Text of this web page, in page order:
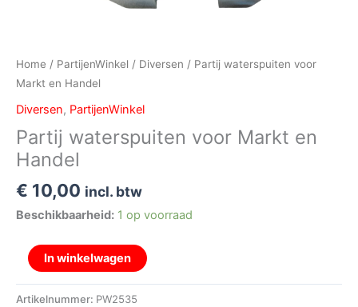
Home / PartijenWinkel / Diversen / Partij waterspuiten voor
Markt en Handel
Diversen, PartijenWinkel
Partij waterspuiten voor Markt en
Handel
€ 10,00 incl. btw
Beschikbaarheid: 1 op voorraad
In winkelwagen
Artikelnummer: PW2535